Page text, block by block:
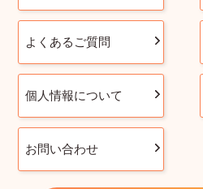
よくあるご質問
個人情報について
お問い合わせ